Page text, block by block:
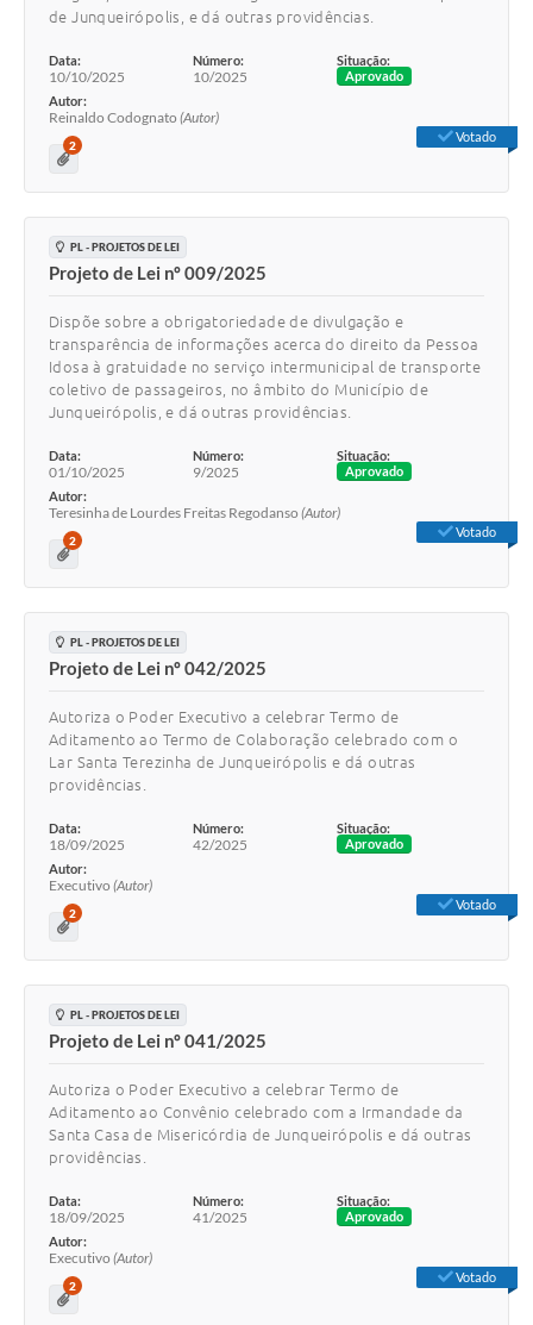
de Junqueirópolis, e dá outras providências.
Data:
10/10/2025
Número:
10/2025
Situação:
Aprovado
Autor:
Reinaldo Codognato (Autor)
2
Votado
PL - PROJETOS DE LEI
Projeto de Lei nº 009/2025
Dispõe sobre a obrigatoriedade de divulgação e
transparência de informações acerca do direito da Pessoa
Idosa à gratuidade no serviço intermunicipal de transporte
coletivo de passageiros, no âmbito do Município de
Junqueirópolis, e dá outras providências.
Data:
01/10/2025
Número:
9/2025
Situação:
Aprovado
Autor:
Teresinha de Lourdes Freitas Regodanso (Autor)
2
Votado
PL - PROJETOS DE LEI
Projeto de Lei nº 042/2025
Autoriza o Poder Executivo a celebrar Termo de
Aditamento ao Termo de Colaboração celebrado com o
Lar Santa Terezinha de Junqueirópolis e dá outras
providências.
Data:
18/09/2025
Número:
42/2025
Situação:
Aprovado
Autor:
Executivo (Autor)
2
Votado
PL - PROJETOS DE LEI
Projeto de Lei nº 041/2025
Autoriza o Poder Executivo a celebrar Termo de
Aditamento ao Convênio celebrado com a Irmandade da
Santa Casa de Misericórdia de Junqueirópolis e dá outras
providências.
Data:
18/09/2025
Número:
41/2025
Situação:
Aprovado
Autor:
Executivo (Autor)
2
Votado